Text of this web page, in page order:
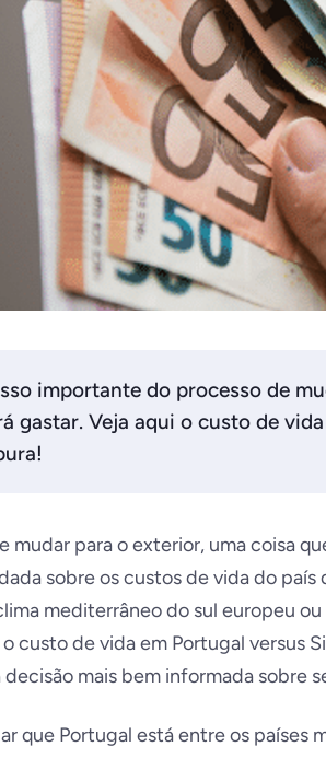
importante do processo de
gastar. Veja aqui o custo de
mudar para o exterior, uma coisa
sobre os custos de vida do
mediterrâneo do sul europeu
custo de vida em Portugal versus
mais bem informada sobre
que Portugal está entre os países